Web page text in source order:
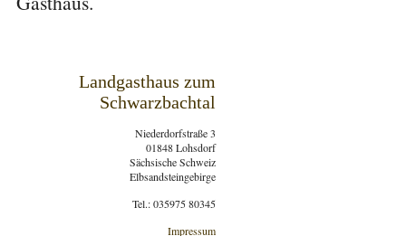
Landgasthaus zum
Schwarzbachtal
Niederdorfstraße 3
01848 Lohsdorf
Sächsische Schweiz
Elbsandsteingebirge
Tel.: 035975 80345
Impressum